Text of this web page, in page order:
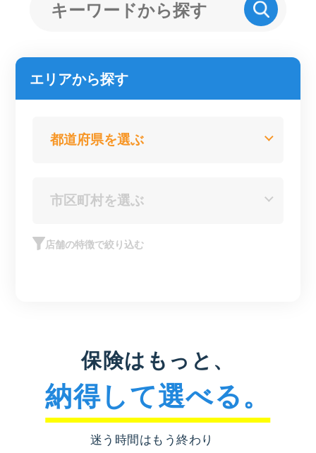
エリアから探す
店舗の特徴で絞り込む
保険はもっと、
納得して選べる。
迷う時間はもう終わり